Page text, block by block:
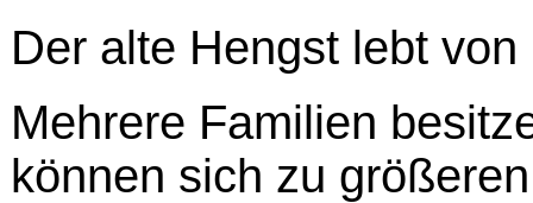
Der alte Hengst lebt
Mehrere Familien
können sich zu